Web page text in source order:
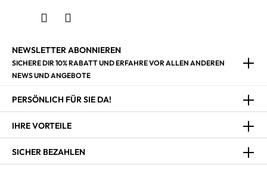
NEWSLETTER ABONNIEREN
SICHERE DIR 10% RABATT UND ERFAHRE VOR ALLEN ANDEREN
NEWS UND ANGEBOTE
PERSÖNLICH FÜR SIE DA!
IHRE VORTEILE
SICHER BEZAHLEN